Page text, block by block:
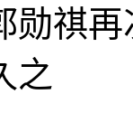
勋祺
之